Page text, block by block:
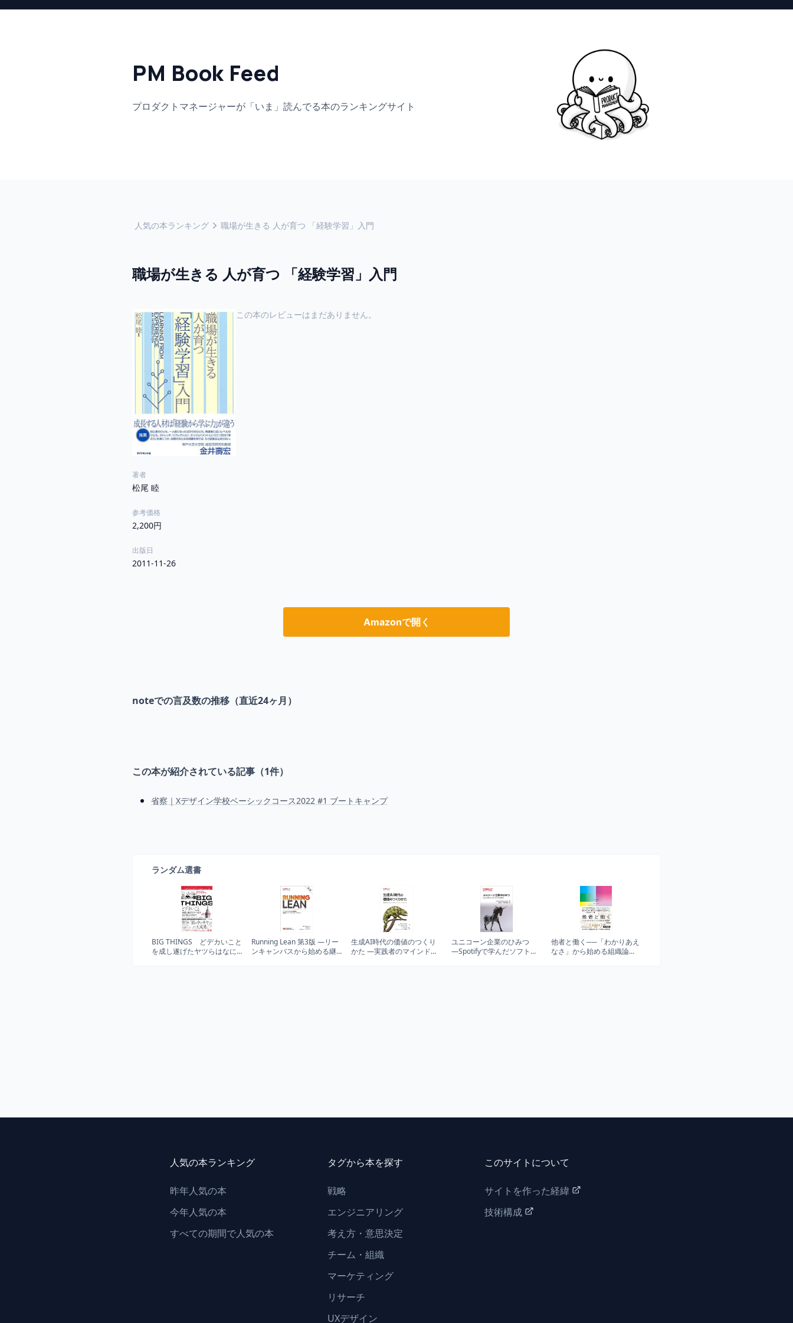
PM Book Feed
プロダクトマネージャーが「いま」 読んでる本のランキングサイト
人気の本ランキング 職場が生きる 人が育つ 「経験学習」入門
職場が生きる 人が育つ 「経験学習」入門
著者
松尾 睦
参考価格
2,200円
出版日
2011-11-26
この本のレビューはまだありません。
Amazonで開く
noteでの言及数の推移（直近24ヶ月）
この本が紹介されている記事（1件）
省察｜Xデザイン学校ベーシックコース2022 #1 ブートキャンプ
ランダム選書
BIG THINGS どデカいこと
を成し遂げたヤツらはなに
Running Lean 第3版 ―リー
ンキャンバスから始める継
生成AI時代の価値のつくり
かた ―実践者のマインド、
ユニコーン企業のひみつ
―Spotifyで学んだソフトウ
他者と働く──「わかりあえ
なさ」から始める組織論
人気の本ランキング
昨年人気の本
今年人気の本
すべての期間で人気の本
タグから本を探す
戦略
エンジニアリング
考え方・意思決定
チーム・組織
マーケティング
リサーチ
UXデザイン
このサイトについて
サイトを作った経緯
技術構成